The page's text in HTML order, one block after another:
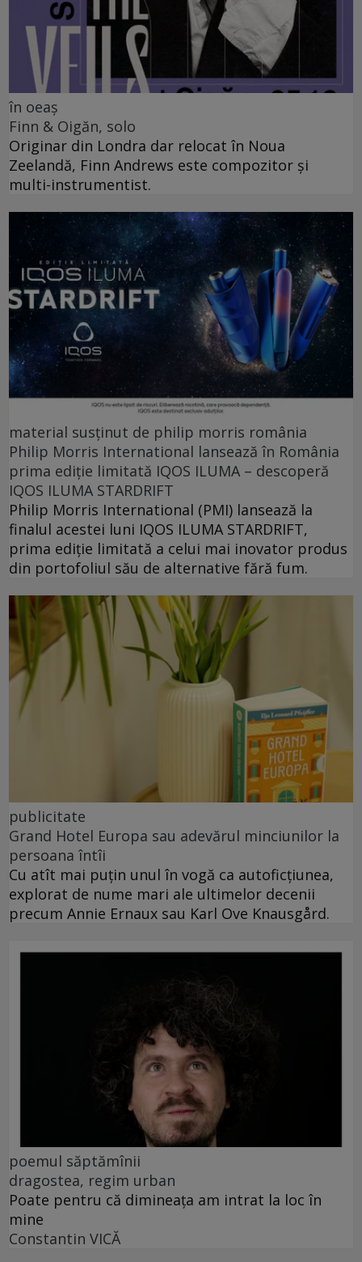
în oeaș
Finn & Oigăn, solo
Originar din Londra dar relocat în Noua
Zeelandă, Finn Andrews este compozitor și
multi-instrumentist.
material susținut de philip morris românia
Philip Morris International lansează în România
prima ediție limitată IQOS ILUMA – descoperă
IQOS ILUMA STARDRIFT
Philip Morris International (PMI) lansează la
finalul acestei luni IQOS ILUMA STARDRIFT,
prima ediție limitată a celui mai inovator produs
din portofoliul său de alternative fără fum.
publicitate
Grand Hotel Europa sau adevărul minciunilor la
persoana întîi
Cu atît mai puțin unul în vogă ca autoficțiunea,
explorat de nume mari ale ultimelor decenii
precum Annie Ernaux sau Karl Ove Knausgård.
poemul săptămînii
dragostea, regim urban
Poate pentru că dimineața am intrat la loc în
mine
Constantin VICĂ